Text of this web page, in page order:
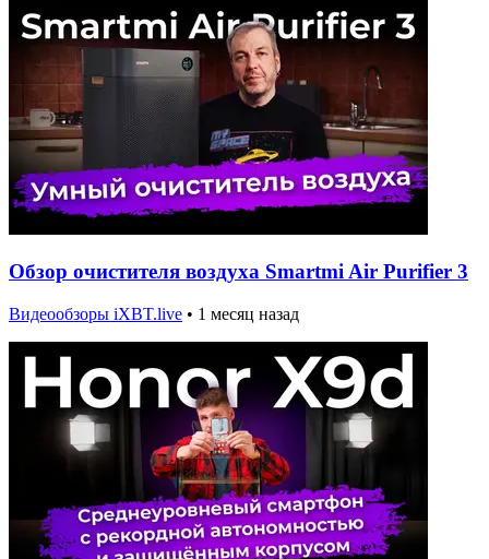
Обзор очистителя воздуха Smartmi Air Purifier 3
Видеообзоры iXBT.live • 1 месяц назад